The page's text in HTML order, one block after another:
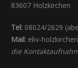
83607 Holzkirchen
Tel:08024/2629
Mail:ekv-
die